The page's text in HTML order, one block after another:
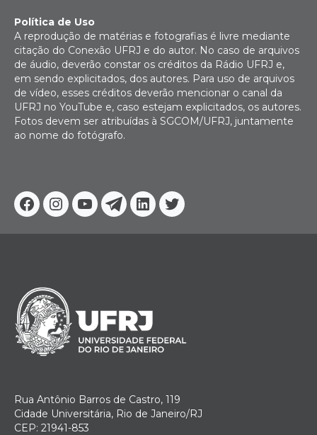
Facebook
Instagram
YoutubeTelegram
Linkedin
Twitter
Política de Uso
A reprodução de matérias e fotografias é livre mediante
citação do Conexão UFRJ e do autor. No caso de arquivos
de áudio, deverão constar os créditos da Rádio UFRJ e,
em sendo explicitados, dos autores. Para uso de arquivos
de vídeo, esses créditos deverão mencionar o canal da
UFRJ no YouTube e, caso estejam explicitados, os autores.
Fotos devem ser atribuídas à SGCOM/UFRJ, juntamente
ao nome do fotógrafo.
Rua Antônio Barros de Castro, 119
Cidade Universitária, Rio de Janeiro/RJ
CEP: 21941-853